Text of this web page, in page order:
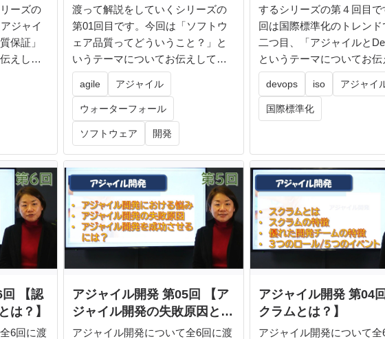
ーズの
ジャイ
保証」
えして
渡って解説をしていくシリーズの
第01回目です。今回は「ソフトウ
ェア品質ってどういうこと？」と
いうテーマについてお伝えしてい
きます...
agile アジャイル
ウォーターフォール
ソフトウェア 開発
するシリーズの第４回目で
回は国際標準化のトレンド
二つ目、「アジャイルと
というテーマについてお伝
いき...
devops iso アジャイ
国際標準化
【認
は？】
6回に渡
アジャイル開発 第05回 【ア
ジャイル開発の失敗原因と成
功の勘どころ】
アジャイル開発について全6回に渡
アジャイル開発 第04
クラムとは？】
アジャイル開発について全